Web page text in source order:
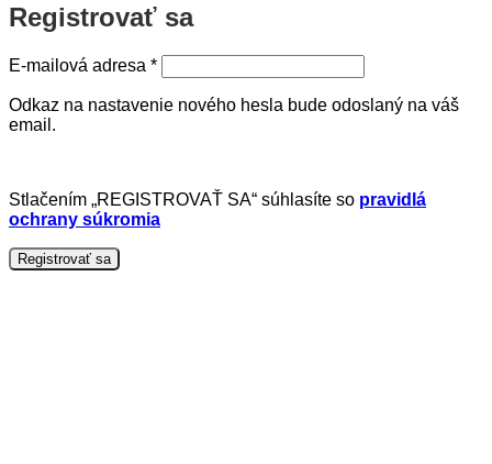
Registrovať sa
E-mailová adresa *Povinné
Odkaz na nastavenie nového hesla bude odoslaný na váš
email.
Stlačením „REGISTROVAŤ SA“ súhlasíte so pravidlá
ochrany súkromia
Registrovať sa